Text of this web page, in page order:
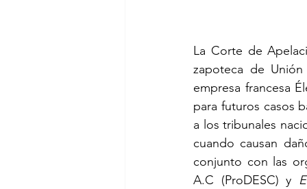
La Corte de
zapoteca de
empresa francesa
para futuros casos
a los tribunales
cuando causan
conjunto con las
A.C (ProDESC) y